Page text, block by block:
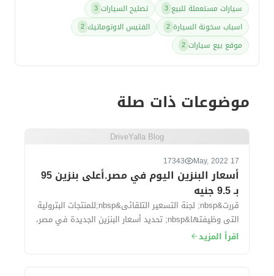
سيارات مستعملة للبيع 3 تصليح السيارات 3
اسباب سخونة السيارة 2 الفتيس الاوتوماتيك 2
موقع بيع سيارات 2
موضوعات ذات صلة
DriveYalla Blog
17 May, 2022
17343
أسعار البنزين اليوم في مصر.أعلى بنزين 95
بـ 9.5 جنيه
قررت&nbsp; لجنة التسعير التلقائى&nbsp;للمنتجات البترولية
التى وظيفتها&nbsp; تحديد أسعار البنزين الجديدة في مصر،
وقد تهدف لجنة التسعير إلى تح...
اقرأ المزيد